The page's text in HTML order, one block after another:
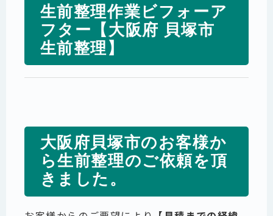
生前整理作業ビフォーア
フター【大阪府 貝塚市
生前整理】
大阪府貝塚市のお客様か
ら生前整理のご依頼を頂
きました。